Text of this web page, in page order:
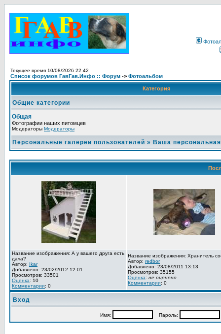
Текущее время 10/08/2026 22:42
Список форумов ГавГав.Инфо :: Форум -> Фотоальбом
Категория
Общие категории
Общая
Фотографии наших питомцев
Модераторы Модераторы
Персональные галереи пользователей » Ваша
Название изображения: А у вашего друга есть
дача?
Автор: Ikar
Добавлено: 23/02/2012 12:01
Просмотров: 33501
Оценка: 10
Комментарии: 0
Название изображения: Хранитель
Автор: redbor
Добавлено: 23/08/2011 13:13
Просмотров: 35155
Оценка: не оценено
Комментарии: 0
Вход
Имя: Пароль: